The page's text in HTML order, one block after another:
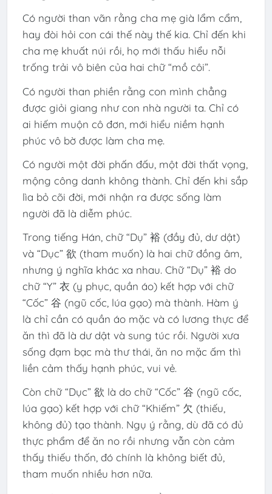
Có người than vãn rằng cha mẹ già lẩm cẩm,
hay đòi hỏi con cái thế này thế kia. Chỉ đến khi
cha mẹ khuất núi rồi, họ mới thấu hiểu nỗi
trống trải vô biên của hai chữ “mồ côi”.
Có người than phiền rằng con mình chẳng
được giỏi giang như con nhà người ta. Chỉ có
ai hiếm muộn cô đơn, mới hiểu niềm hạnh
phúc vô bờ được làm cha mẹ.
Có người một đời phấn đấu, một đời thất vọng,
mộng công danh không thành. Chỉ đến khi sắp
lìa bỏ cõi đời, mới nhận ra được sống làm
người đã là diễm phúc.
Trong tiếng Hán, chữ “Dụ” 裕 (đầy đủ, dư dật)
và “Dục” 欲 (tham muốn) là hai chữ đồng âm,
nhưng ý nghĩa khác xa nhau. Chữ “Dụ” 裕 do
chữ “Y” 衣 (y phục, quần áo) kết hợp với chữ
“Cốc” 谷 (ngũ cốc, lúa gạo) mà thành. Hàm ý
là chỉ cần có quần áo mặc và có lương thực để
ăn thì đã là dư dật và sung túc rồi. Người xưa
sống đạm bạc mà thư thái, ăn no mặc ấm thì
liền cảm thấy hạnh phúc, vui vẻ.
Còn chữ “Dục” 欲 là do chữ “Cốc” 谷 (ngũ cốc,
lúa gạo) kết hợp với chữ “Khiếm” 欠 (thiếu,
không đủ) tạo thành. Ngụ ý rằng, dù đã có đủ
thực phẩm để ăn no rồi nhưng vẫn còn cảm
thấy thiếu thốn, đó chính là không biết đủ,
tham muốn nhiều hơn nữa.